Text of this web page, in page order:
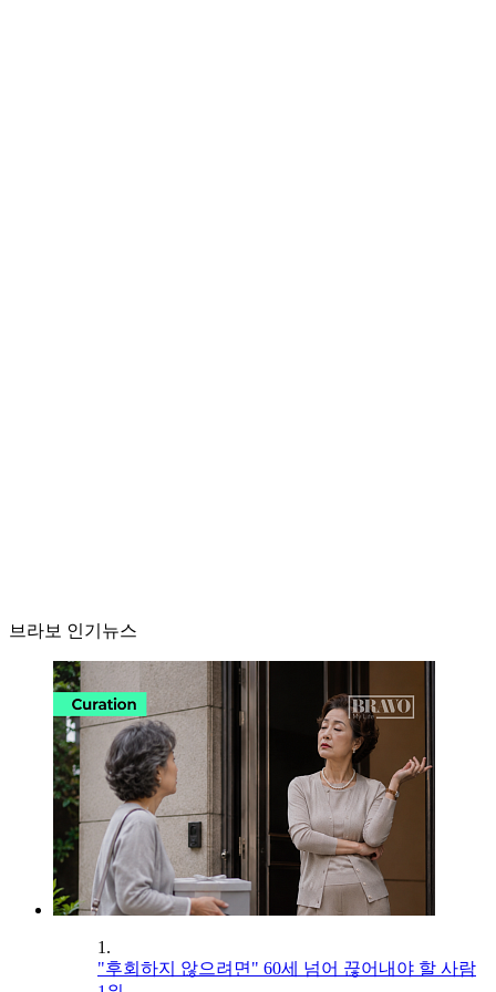
브라보 인기뉴스
1.
"후회하지 않으려면" 60세 넘어 끊어내야 할 사람